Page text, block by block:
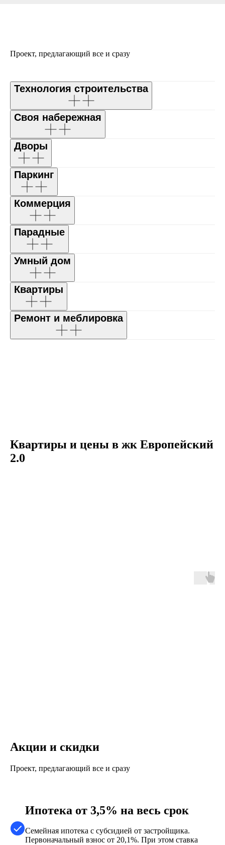
Проект, предлагающий все и сразу
Технология строительства
Своя набережная
Дворы
Паркинг
Коммерция
Парадные
Умный дом
Квартиры
Ремонт и меблировка
Квартиры и цены в жк Европейский
2.0
Акции и скидки
Проект, предлагающий все и сразу
Ипотека от 3,5% на весь срок
Семейная ипотека с субсидией от застройщика.
Первоначальный взнос от 20,1%. При этом ставка